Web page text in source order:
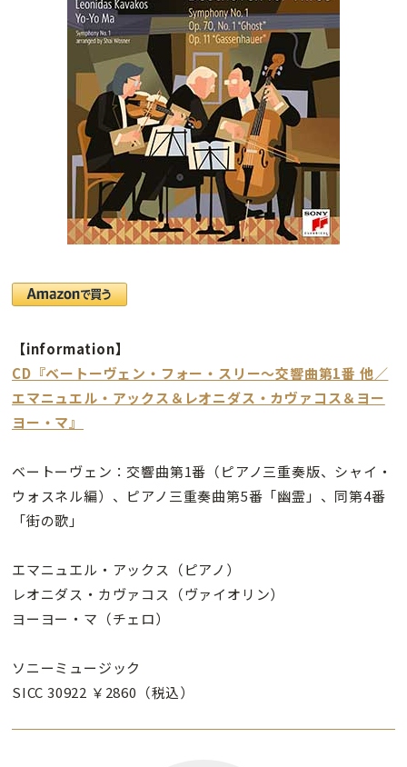
【information】
CD『ベートーヴェン・フォー・スリー〜交響曲第1番 他／
エマニュエル・アックス＆レオニダス・カヴァコス＆ヨー
ヨー・マ』
ベートーヴェン：交響曲第1番（ピアノ三重奏版、シャイ・
ウォスネル編）、ピアノ三重奏曲第5番「幽霊」、同第4番
「街の歌」
エマニュエル・アックス（ピアノ）
レオニダス・カヴァコス（ヴァイオリン）
ヨーヨー・マ（チェロ）
ソニーミュージック
SICC 30922 ￥2860（税込）